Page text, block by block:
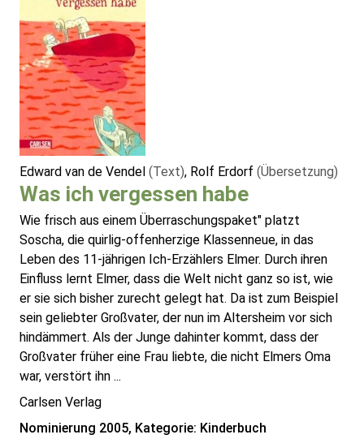
Edward van de Vendel (Text), Rolf Erdorf (Übersetzung)
Was ich vergessen habe
Wie frisch aus einem Überraschungspaket" platzt
Soscha, die quirlig-offenherzige Klassenneue, in das
Leben des 11-jährigen Ich-Erzählers Elmer. Durch ihren
Einfluss lernt Elmer, dass die Welt nicht ganz so ist, wie
er sie sich bisher zurecht gelegt hat. Da ist zum Beispiel
sein geliebter Großvater, der nun im Altersheim vor sich
hindämmert. Als der Junge dahinter kommt, dass der
Großvater früher eine Frau liebte, die nicht Elmers Oma
war, verstört ihn ...
Carlsen Verlag
Nominierung 2005, Kategorie: Kinderbuch